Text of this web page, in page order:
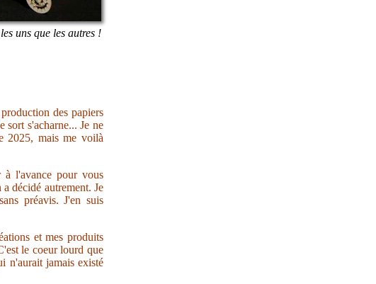
uns que les autres !
des papiers
sort s'acharne... Je ne
2025, mais me voilà
à l'avance pour vous
décidé autrement. Je
préavis. J'en suis
et mes produits
le coeur lourd que
n'aurait jamais existé